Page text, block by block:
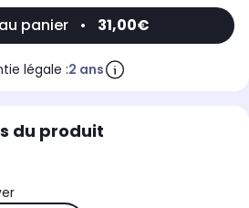
panier • 31,00€
légale :2 ans
du produit